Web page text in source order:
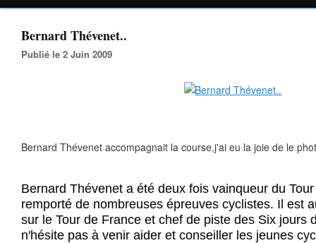
Bernard Thévenet..
Publié le 2 Juin 2009
Bernard Thévenet accompagnait la course,j'ai eu la joie de le
Bernard Thévenet a été deux fois vainqueur du
remporté de nombreuses épreuves cyclistes. Il est
sur le Tour de France et chef de piste des Six jours
n'hésite pas à venir aider et conseiller les jeunes